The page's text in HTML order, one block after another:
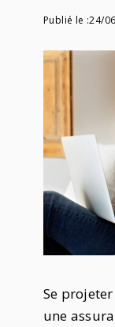
Publié le :24/
Se
une